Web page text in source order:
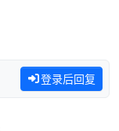
登录后回复